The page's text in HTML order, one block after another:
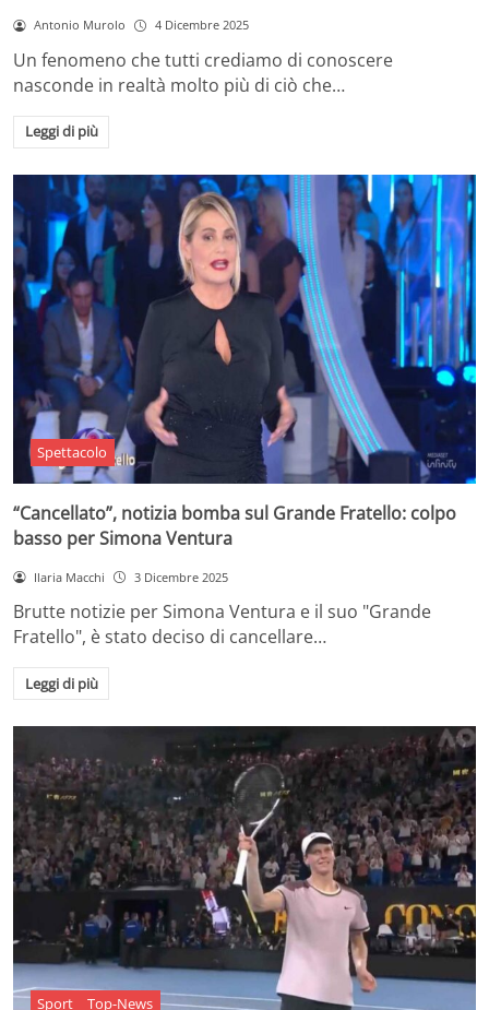
Antonio Murolo 4 Dicembre 2025
Un fenomeno che tutti crediamo di conoscere
nasconde in realtà molto più di ciò che…
Leggi di più
Spettacolo
“Cancellato”, notizia bomba sul Grande Fratello: colpo
basso per Simona Ventura
Ilaria Macchi 3 Dicembre 2025
Brutte notizie per Simona Ventura e il suo "Grande
Fratello", è stato deciso di cancellare…
Leggi di più
Sport Top-News